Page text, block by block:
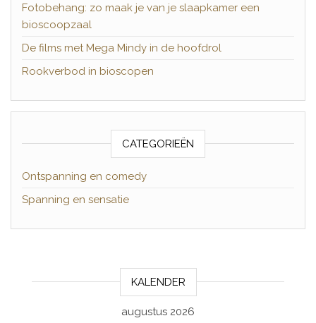
Fotobehang: zo maak je van je slaapkamer een
bioscoopzaal
De films met Mega Mindy in de hoofdrol
Rookverbod in bioscopen
CATEGORIEËN
Ontspanning en comedy
Spanning en sensatie
KALENDER
augustus 2026